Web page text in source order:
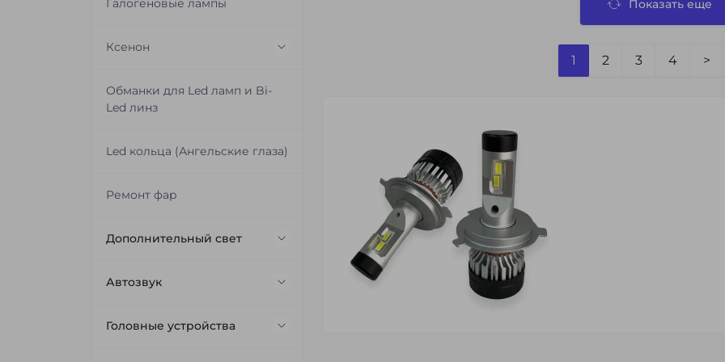
Герметик для фар
Модули имитирования ламп
Проводка для подключения
Галогеновые лампы
Ксенон
Ксеноновые лампы
Обманки для Led ламп и Bi-
Led линз
Led кольца (Ангельские глаза)
Ремонт фар
Дополнительный свет
Светодиодные балки (Led Bar)
Дополнительные Led фары и
Автозвук
Акустика
Головные устройства
Показать еще
1 2 3 4 >